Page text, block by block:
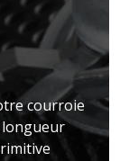
courroie